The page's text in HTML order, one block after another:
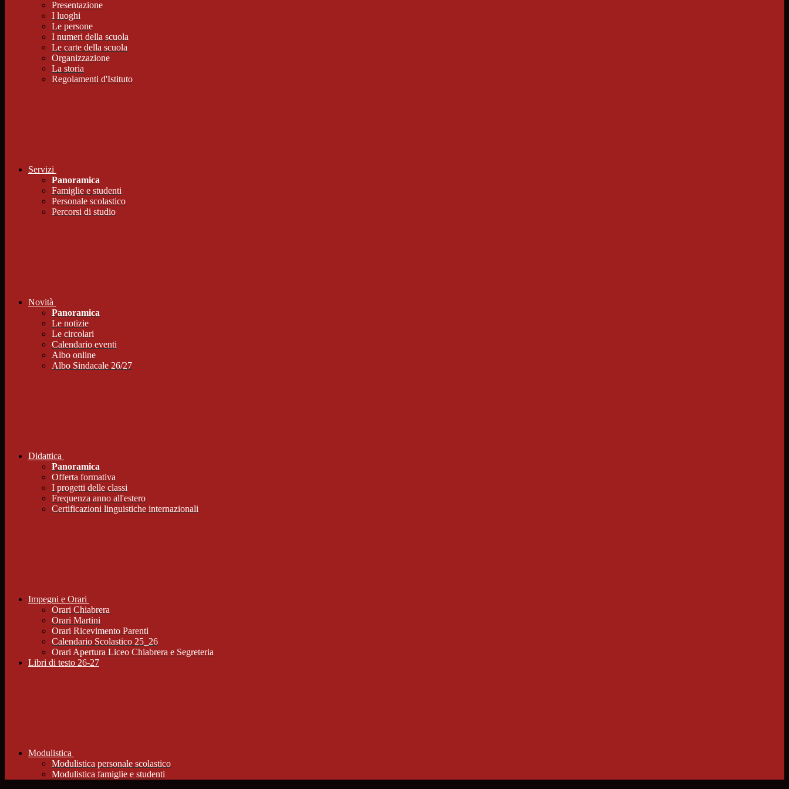
Presentazione
I luoghi
Le persone
I numeri della scuola
Le carte della scuola
Organizzazione
La storia
Regolamenti d'Istituto
Servizi
Panoramica
Famiglie e studenti
Personale scolastico
Percorsi di studio
Novità
Panoramica
Le notizie
Le circolari
Calendario eventi
Albo online
Albo Sindacale 26/27
Didattica
Panoramica
Offerta formativa
I progetti delle classi
Frequenza anno all'estero
Certificazioni linguistiche internazionali
Impegni e Orari
Orari Chiabrera
Orari Martini
Orari Ricevimento Parenti
Calendario Scolastico 25_26
Orari Apertura Liceo Chiabrera e Segreteria
Libri di testo 26-27
Modulistica
Modulistica personale scolastico
Modulistica famiglie e studenti